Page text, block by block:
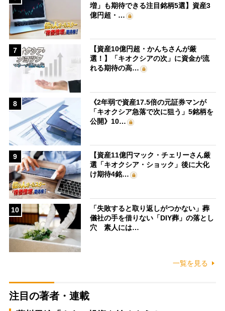
増」も期待できる注目銘柄5選】資産3
億円超・…
7
【資産10億円超・かんちさんが厳
選！】「キオクシアの次」に資金が流
れる期待の高…
8
《2年弱で資産17.5倍の元証券マンが
「キオクシア急落で次に狙う」5銘柄を
公開》10…
9
【資産11億円マック・チェリーさん厳
選「キオクシア・ショック」後に大化
け期待4銘…
10
「失敗すると取り返しがつかない」葬
儀社の手を借りない「DIY葬」の落とし
穴 素人には…
一覧を見る
注目の著者・連載